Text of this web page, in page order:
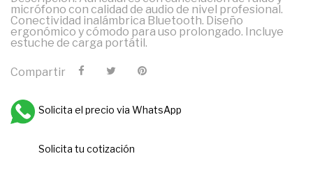
micrófono con calidad de audio de nivel profesional.
Conectividad inalámbrica Bluetooth. Diseño
ergonómico y cómodo para uso prolongado. Incluye
estuche de carga portátil.
Compartir
Solicita el precio via WhatsApp
Solicita tu cotización